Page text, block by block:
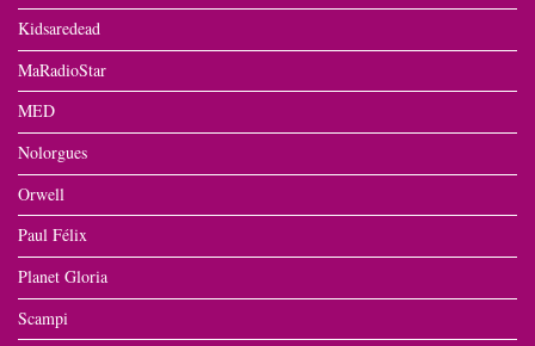
Kidsaredead
MaRadioStar
MED
Nolorgues
Orwell
Paul Félix
Planet Gloria
Scampi